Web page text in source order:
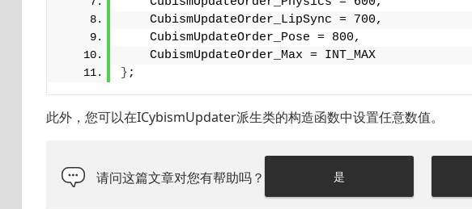
    CubismUpdateOrder_LipSync = 700,
    CubismUpdateOrder_Pose = 800,
    CubismUpdateOrder_Max = INT_MAX
} ;
此外，您可以在ICybismUpdater派生类的构造函数中设置任意数值。
请问这篇文章对您有帮助吗？ 是